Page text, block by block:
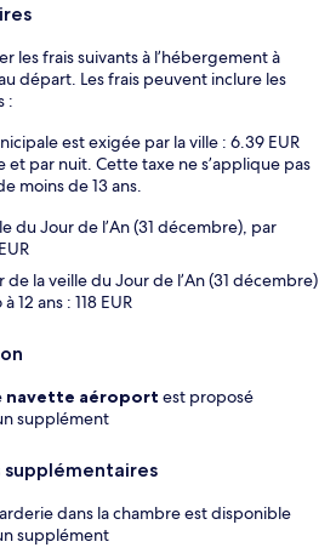
les frais suivants à l’hébergement à
départ. Les frais peuvent inclure les
:
est exigée par la ville : 6.39 EUR
et par nuit. Cette taxe ne s’applique pas
moins de 13 ans.
du Jour de l’An (31 décembre), par
de la veille du Jour de l’An (31 décembre)
12 ans : 118 EUR
navette aéroport est proposé
supplément
dans la chambre est disponible
supplément